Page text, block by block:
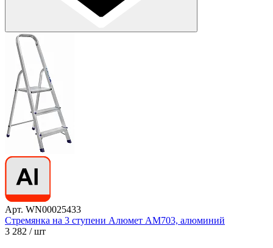
Арт. WN00025433
Стремянка на 3 ступени Алюмет АМ703, алюминий
3 282 / шт